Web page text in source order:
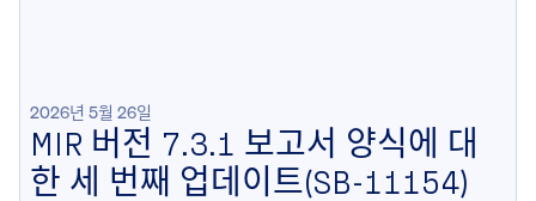
2026년 5월 26일
MIR 버전 7.3.1 보고서 양식에 대
한 세 번째 업데이트(SB-11154)